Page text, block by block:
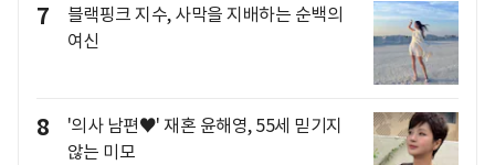
7
블랙핑크 지수, 사막을 지배하는 순백의
여신
8
'의사 남편♥' 재혼 윤해영, 55세 믿기지
않는 미모